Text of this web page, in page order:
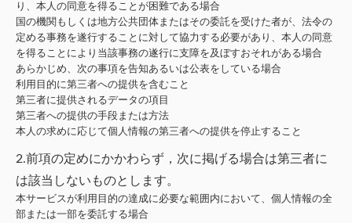
り、本人の同意を得ることが困難である場合
国の機関もしくは地方公共団体またはその委託を受けた者が、法令の
定める事務を遂行することに対して協力する必要があり、本人の同意
を得ることにより当該事務の遂行に支障を及ぼすおそれがある場合
あらかじめ、次の事項を告知あるいは公表をしている場合
利用目的に第三者への提供を含むこと
第三者に提供されるデータの項目
第三者への提供の手段または方法
本人の求めに応じて個人情報の第三者への提供を停止すること
2.前項の定めにかかわらず，次に掲げる場合は第三者に
は該当しないものとします。
本サービスが利用目的の達成に必要な範囲内において、個人情報の全
部または一部を委託する場合